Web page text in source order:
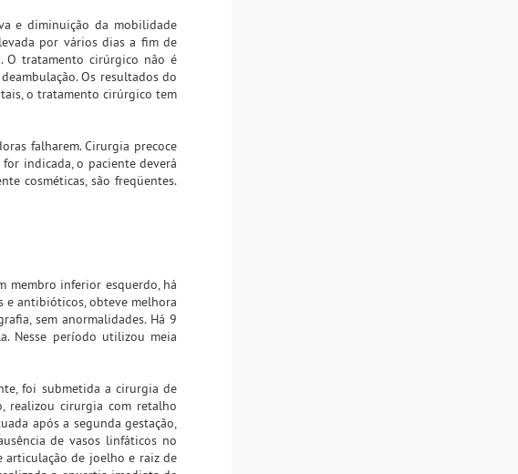
e diminuição da mobilidade
por vários dias a fim de
O tratamento cirúrgico não é
Os resultados do
o tratamento cirúrgico tem
falharem. Cirurgia precoce
indicada, o paciente deverá
cosméticas, são freqüentes.
membro inferior esquerdo, há
e antibióticos, obteve melhora
sem anormalidades. Há 9
Nesse período utilizou meia
foi submetida a cirurgia de
realizou cirurgia com retalho
após a segunda gestação,
de vasos linfáticos no
articulação de joelho e raiz de